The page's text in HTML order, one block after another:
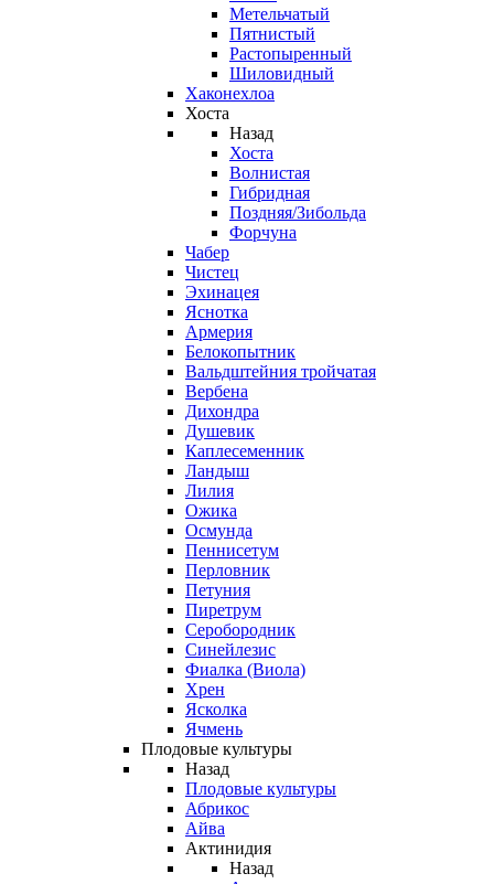
Метельчатый
Пятнистый
Растопыренный
Шиловидный
Хаконехлоа
Хоста
Назад
Хоста
Волнистая
Гибридная
Поздняя/Зибольда
Форчуна
Чабер
Чистец
Эхинацея
Яснотка
Армерия
Белокопытник
Вальдштейния тройчатая
Вербена
Дихондра
Душевик
Каплесеменник
Ландыш
Лилия
Ожика
Осмунда
Пеннисетум
Перловник
Петуния
Пиретрум
Серобородник
Синейлезис
Фиалка (Виола)
Хрен
Ясколка
Ячмень
Плодовые культуры
Назад
Плодовые культуры
Абрикос
Айва
Актинидия
Назад